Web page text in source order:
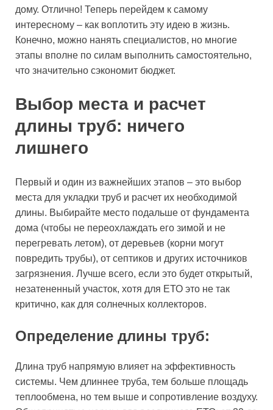
дому. Отлично! Теперь перейдем к самому
интересному – как воплотить эту идею в жизнь.
Конечно, можно нанять специалистов, но многие
этапы вполне по силам выполнить самостоятельно,
что значительно сэкономит бюджет.
Выбор места и расчет
длины труб: ничего
лишнего
Первый и один из важнейших этапов – это выбор
места для укладки труб и расчет их необходимой
длины. Выбирайте место подальше от фундамента
дома (чтобы не переохлаждать его зимой и не
перегревать летом), от деревьев (корни могут
повредить трубы), от септиков и других источников
загрязнения. Лучше всего, если это будет открытый,
незатененный участок, хотя для ЕТО это не так
критично, как для солнечных коллекторов.
Определение длины труб:
Длина труб напрямую влияет на эффективность
системы. Чем длиннее труба, тем больше площадь
теплообмена, но тем выше и сопротивление воздуху.